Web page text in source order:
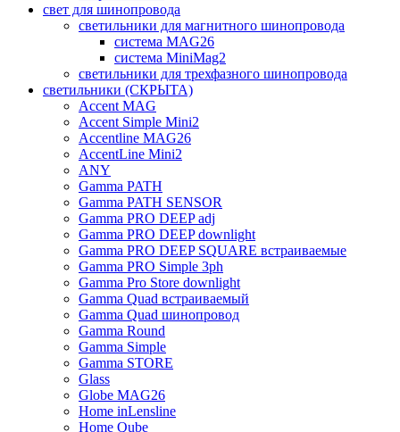
свет для шинопровода
светильники для магнитного шинопровода
система MAG26
система MiniMag2
светильники для трехфазного шинопровода
светильники (СКРЫТА)
Accent MAG
Accent Simple Mini2
Accentline MAG26
AccentLine Mini2
ANY
Gamma PATH
Gamma PATH SENSOR
Gamma PRO DEEP adj
Gamma PRO DEEP downlight
Gamma PRO DEEP SQUARE встраиваемые
Gamma PRO Simple 3ph
Gamma Pro Store downlight
Gamma Quad встраиваемый
Gamma Quad шинопровод
Gamma Round
Gamma Simple
Gamma STORE
Glass
Globe MAG26
Home inLensline
Home Qube